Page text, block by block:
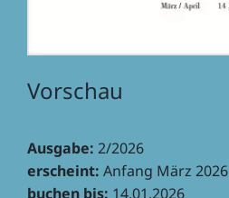
Vorschau
Ausgabe: 2/2026
erscheint: Anfang März 2026
buchen bis: 14.01.2026